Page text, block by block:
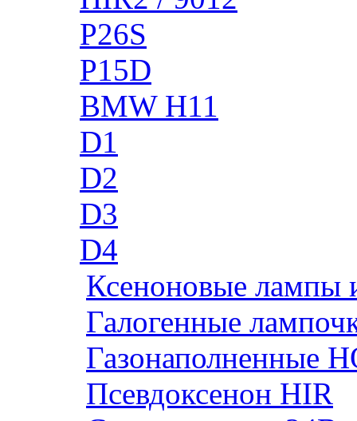
P26S
P15D
BMW H11
D1
D2
D3
D4
Ксеноновые лампы
Галогенные
Газонаполненные
Псевдоксенон HIR